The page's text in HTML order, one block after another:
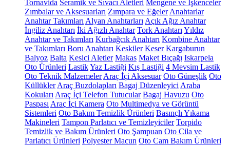
Tornavida Seramik ve Sıvacı Aletleri Mengene ve İşkenceler
Zımbalar ve Aksesuarları Zımpara ve Eğeler Anahtarlar
Anahtar Takımları Alyan Anahtarları Açık Ağız Anahtar
İngiliz Anahtarı İki Ağızlı Anahtar Tork Anahtarı Yıldız
Anahtar ve Takımları Kurbağcık Anahtarı Kombine Anahtar
ve Takımları Boru Anahtarı Keskiler Keser Kargaburun
Balyoz Balta Kesici Aletler Makas Maket Bıçağı Iskarpela
Oto Ürünleri LastikYaz Lastiği Kış Lastiği 4 Mevsim Lastik
Oto Teknik Malzemeler Araç İçi Aksesuar Oto Güneşlik Oto
Küllükler Araç Buzdolapları Bagaj Düzenleyici Araba
Kokuları Araç İçi Telefon Tutucular Bagaj Havuzu Oto
Paspası Araç İçi Kamera Oto Multimedya ve Görüntü
Sistemleri Oto Bakım Temizlik Ürünleri Basınçlı Yıkama
Makineleri Tampon Parlatıcı ve Temizleyiciler Torpido
Temizlik ve Bakım Ürünleri Oto Şampuan Oto Cila ve
Parlatıcı Ürünleri Polyester Macun Oto Cam Bakım Ürünleri